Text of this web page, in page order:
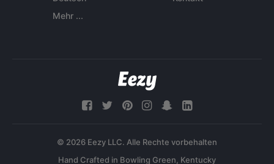
Mehr ...
© 2026 Eezy LLC. Alle Rechte vorbehalten